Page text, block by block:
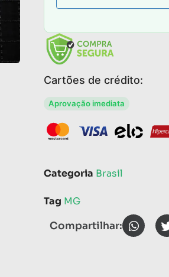
Cartões de crédito:
Aprovação imediata
Categoria Brasil
Tag MG
Compartilhar: